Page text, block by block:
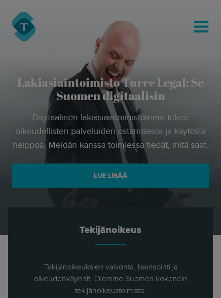
Turre Legal
MENU
Lakiasiaintoimisto Turre Legal: Se
Suomen digitaalisin
Digitaalinen lakiasiaintoimistomme tekee
oikeudellisten palveluiden ostamisesta ja käytöstä
helppoa. Meidän kanssa toimiessa tiedät, mitä saat.
LUE LISÄÄ
Tekijänoikeus
Tekijänoikeuksien valvonta, lisensointi ja
oikeudenkäynnit. Olemme Suomen kokenein
tekijänoikeustoimisto.